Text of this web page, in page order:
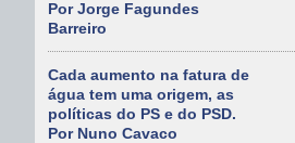
Por Jorge Fagundes
Barreiro
Cada aumento na fatura de
água tem uma origem, as
políticas do PS e do PSD.
Por Nuno Cavaco